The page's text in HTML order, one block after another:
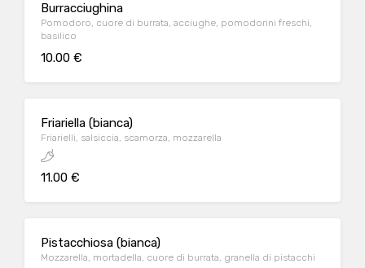
Burracciughina
Pomodoro, cuore di burrata, acciughe, pomodorini freschi,
basilico
10.00 €
Friariella (bianca)
Friarielli, salsiccia, scamorza, mozzarella
11.00 €
Pistacchiosa (bianca)
Mozzarella, mortadella, cuore di burrata, granella di pistacchi